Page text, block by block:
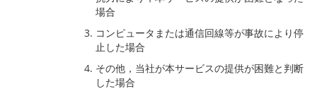
場合
コンピュータまたは通信回線等が事故により停
止した場合
その他，当社が本サービスの提供が困難と判断
した場合